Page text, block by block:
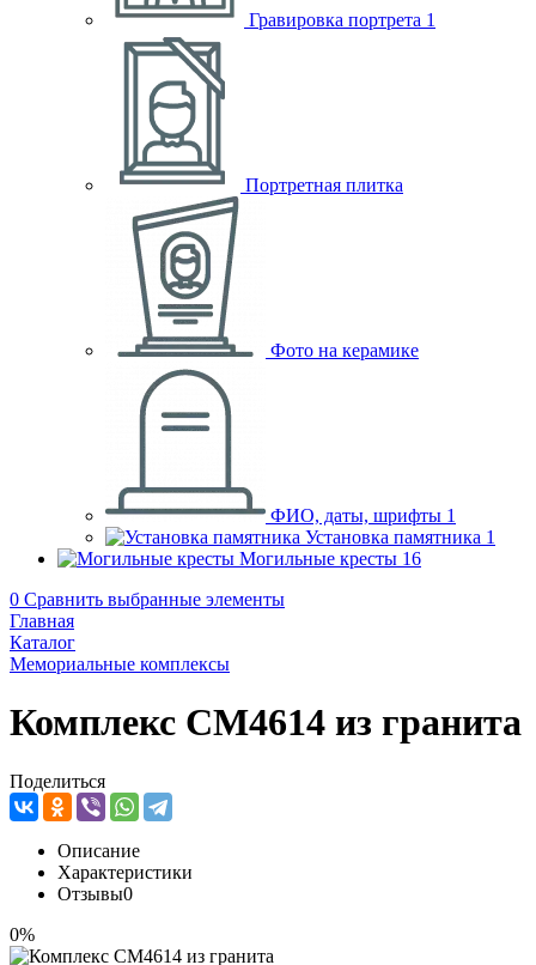
Гравировка портрета 1
Портретная плитка
Фото на керамике
ФИО, даты, шрифты 1
Установка памятника 1
Могильные кресты 16
0 Сравнить выбранные элементы
Главная
Каталог
Мемориальные комплексы
Комплекс CM4614 из гранита
Поделиться
Описание
Характеристики
Отзывы0
0%